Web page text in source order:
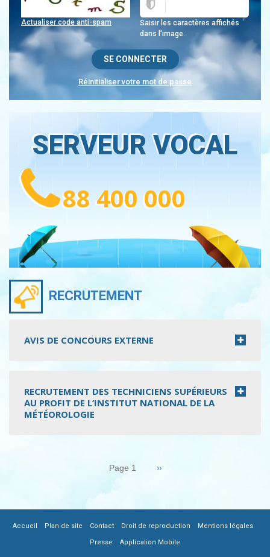
Saisir les caractères affichés
dans l'image.
Actualiser code anti-spam
Réinitialiser votre mot de passe
SERVEUR VOCAL
88 400 000
RECRUTEMENT
AVIS DE CONCOURS EXTERNE
RECRUTEMENT DES TECHNICIENS SUPÉRIEURS
AU PROFIT DE L’INSTITUT NATIONAL DE LA
MÉTÉOROLOGIE
Page 1 Page
››
FOOTER
Accueil Plan de site Contact| Droit de reproduction Mentions légales|
Presse Application Mobile